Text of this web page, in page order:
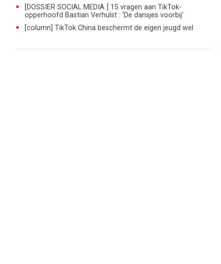
[DOSSIER SOCIAL MEDIA ] 15 vragen aan TikTok-
opperhoofd Bastian Verhulst : 'De dansjes voorbij'
[column] TikTok China beschermt de eigen jeugd wel